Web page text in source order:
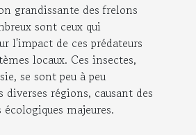
grandissante des frelons
sont ceux qui
l'impact de ces prédateurs
locaux. Ces insectes,
se sont peu à peu
régions, causant des
majeures.